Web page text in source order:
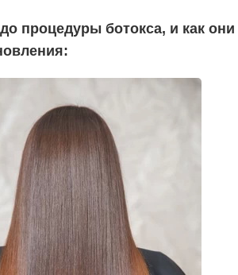
процедуры ботокса, и как они